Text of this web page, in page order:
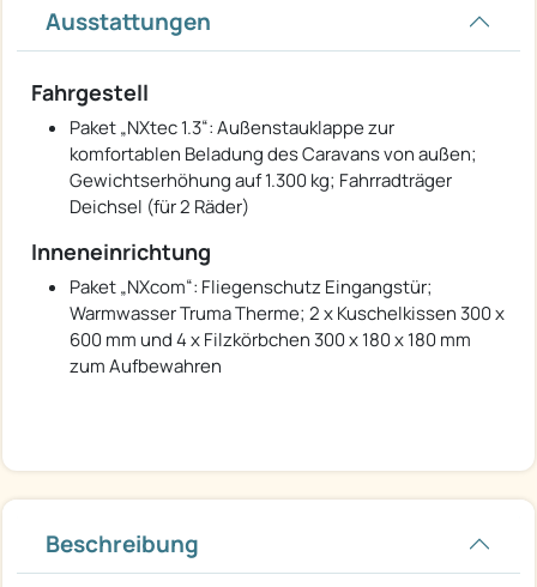
Ausstattungen
Fahrgestell
Paket „NXtec 1.3“: Außenstauklappe zur
komfortablen Beladung des Caravans von außen;
Gewichtserhöhung auf 1.300 kg; Fahrradträger
Deichsel (für 2 Räder)
Inneneinrichtung
Paket „NXcom“: Fliegenschutz Eingangstür;
Warmwasser Truma Therme; 2 x Kuschelkissen 300 x
600 mm und 4 x Filzkörbchen 300 x 180 x 180 mm
zum Aufbewahren
Beschreibung